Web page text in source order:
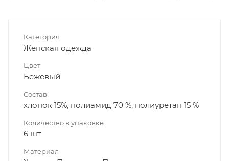
Категория
Женская одежда
Цвет
Бежевый
Состав
хлопок 15%, полиамид 70 %, полиуретан 15 %
Количество в упаковке
6 шт
Материал